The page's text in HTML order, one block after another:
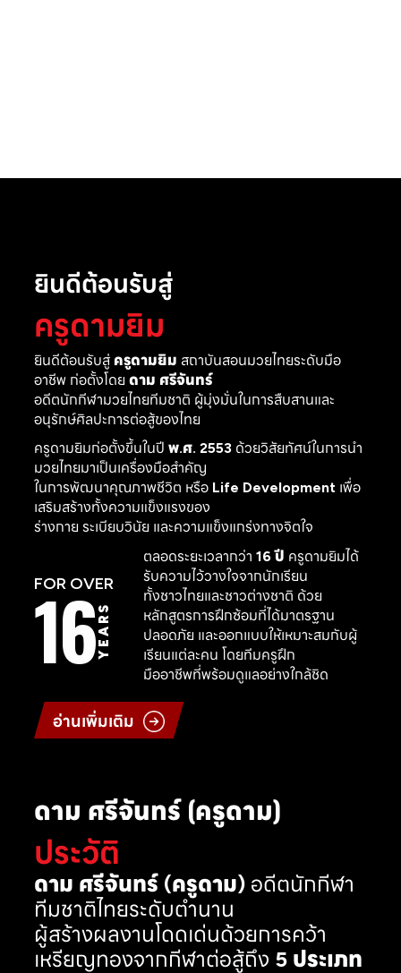
ยินดีต้อนรับสู่
ครูดามยิม
ยินดีต้อนรับสู่ ครูดามยิม สถาบันสอนมวยไทยระดับมือ
อาชีพ ก่อตั้งโดย ดาม ศรีจันทร์
อดีตนักกีฬามวยไทยทีมชาติ ผู้มุ่งมั่นในการสืบสานและ
อนุรักษ์ศิลปะการต่อสู้ของไทย
ครูดามยิมก่อตั้งขึ้นในปี พ.ศ. 2553ด้วยวิสัยทัศน์ในการนำ
มวยไทยมาเป็นเครื่องมือสำคัญ
ในการพัฒนาคุณภาพชีวิต หรือ Life Developmentเพื่อ
เสริมสร้างทั้งความแข็งแรงของ
ร่างกาย ระเบียบวินัย และความแข็งแกร่งทางจิตใจ
FOR OVER
16YEARS
ตลอดระยะเวลากว่า 16 ปี ครูดามยิมได้
รับความไว้วางใจจากนักเรียน
ทั้งชาวไทยและชาวต่างชาติ ด้วย
หลักสูตรการฝึกซ้อมที่ได้มาตรฐาน
ปลอดภัย และออกแบบให้เหมาะสมกับผู้
เรียนแต่ละคน โดยทีมครูฝึก
มืออาชีพที่พร้อมดูแลอย่างใกล้ชิด
อ่านเพิ่มเติม
ดาม ศรีจันทร์ (ครูดาม)
ประวัติ
ดาม ศรีจันทร์ (ครูดาม)อดีตนักกีฬา
ทีมชาติไทยระดับตำนาน
ผู้สร้างผลงานโดดเด่นด้วยการคว้า
เหรียญทองจากกีฬาต่อสู้ถึง 5 ประเภท